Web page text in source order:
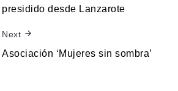
presidido desde Lanzarote
Next
Asociación ‘Mujeres sin sombra’